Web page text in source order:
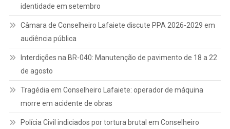
identidade em setembro
Câmara de Conselheiro Lafaiete discute PPA 2026-2029 em
audiência pública
Interdições na BR-040: Manutenção de pavimento de 18 a 22
de agosto
Tragédia em Conselheiro Lafaiete: operador de máquina
morre em acidente de obras
Polícia Civil indiciados por tortura brutal em Conselheiro